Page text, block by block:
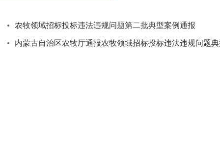
农牧领域招标投标违法违规问题第二批典型案例通报
内蒙古自治区农牧厅通报农牧领域招标投标违法违规问题